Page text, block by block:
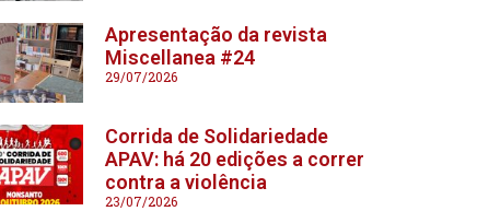
Apresentação da revista
Miscellanea #24
29/07/2026
Corrida de Solidariedade
APAV: há 20 edições a correr
contra a violência
23/07/2026